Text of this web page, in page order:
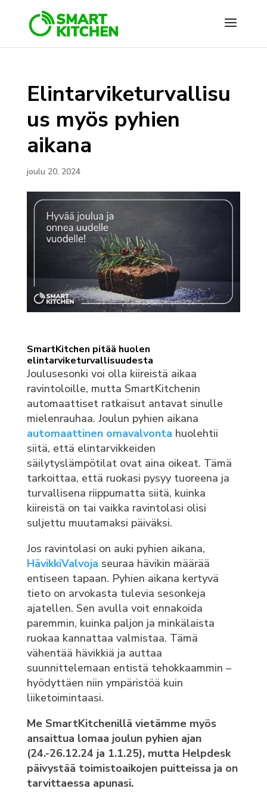
Elintarviketurvallisu
us myös pyhien
aikana
joulu 20, 2024
SmartKitchen pitää huolen
elintarviketurvallisuudesta
Joulusesonki voi olla kiireistä aikaa
ravintoloille, mutta SmartKitchenin
automaattiset ratkaisut antavat sinulle
mielenrauhaa. Joulun pyhien aikana
automaattinen omavalvonta huolehtii
siitä, että elintarvikkeiden
säilytyslämpötilat ovat aina oikeat. Tämä
tarkoittaa, että ruokasi pysyy tuoreena ja
turvallisena riippumatta siitä, kuinka
kiireistä on tai vaikka ravintolasi olisi
suljettu muutamaksi päiväksi.
Jos ravintolasi on auki pyhien aikana,
HävikkiValvoja seuraa hävikin määrää
entiseen tapaan. Pyhien aikana kertyvä
tieto on arvokasta tulevia sesonkeja
ajatellen. Sen avulla voit ennakoida
paremmin, kuinka paljon ja minkälaista
ruokaa kannattaa valmistaa. Tämä
vähentää hävikkiä ja auttaa
suunnittelemaan entistä tehokkaammin –
hyödyttäen niin ympäristöä kuin
liiketoimintaasi.
Me SmartKitchenillä vietämme myös
ansaittua lomaa joulun pyhien ajan
(24.-26.12.24 ja 1.1.25), mutta Helpdesk
päivystää toimistoaikojen puitteissa ja on
tarvittaessa apunasi.